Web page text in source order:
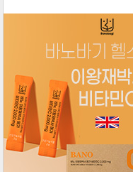
인기포토